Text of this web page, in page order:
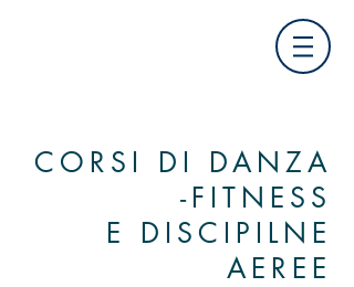
CORSI DI DANZA
-FITNESS
E DISCIPILNE
AEREE